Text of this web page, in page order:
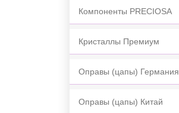
Компоненты PRECIOSA
Кристаллы Премиум
Оправы (цапы) Германия
Оправы (цапы) Китай